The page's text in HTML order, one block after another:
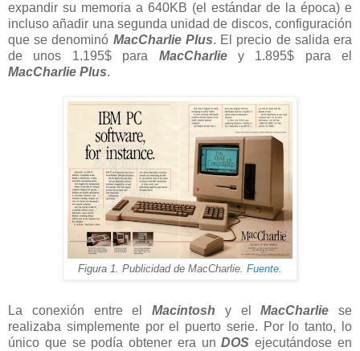
expandir su memoria a 640KB (el estándar de la época) e
incluso añadir una segunda unidad de discos, configuración
que se denominó MacCharlie Plus. El precio de salida era
de unos 1.195$ para MacCharliey 1.895$ para el
MacCharlie Plus.
Figura 1. Publicidad de MacCharlie. Fuente.
La conexión entre el Macintosh y elMacCharlie se
realizaba simplemente por el puerto serie. Por lo tanto, lo
único que se podía obtener era unDOS ejecutándose en